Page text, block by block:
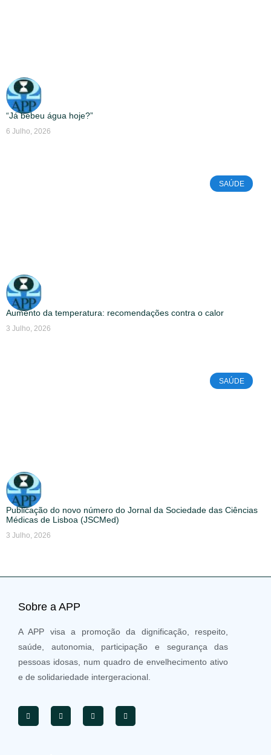
“Já bebeu água hoje?”
6 Julho, 2026
SAÚDE
Aumento da temperatura: recomendações contra o calor
3 Julho, 2026
SAÚDE
Publicação do novo número do Jornal da Sociedade das Ciências
Médicas de Lisboa (JSCMed)
3 Julho, 2026
Sobre a APP
A APP visa a promoção da dignificação, respeito,
saúde, autonomia, participação e segurança das
pessoas idosas, num quadro de envelhecimento ativo
e de solidariedade intergeracional.